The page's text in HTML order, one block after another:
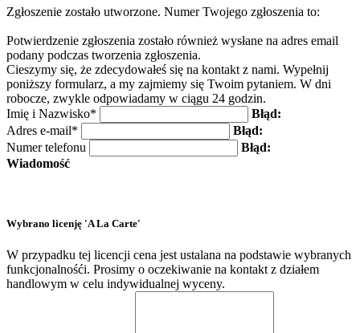
Zgłoszenie zostało utworzone. Numer Twojego zgłoszenia to:
Potwierdzenie zgłoszenia zostało również wysłane na adres email
podany podczas tworzenia zgłoszenia.
Cieszymy się, że zdecydowałeś się na kontakt z nami. Wypełnij
poniższy formularz, a my zajmiemy się Twoim pytaniem. W dni
robocze, zwykle odpowiadamy w ciągu 24 godzin.
Imię i Nazwisko*
Błąd:
Adres e-mail*
Błąd:
Numer telefonu
Błąd:
Wiadomość
Wybrano licenję 'A La Carte'
W przypadku tej licencji cena jest ustalana na podstawie wybranych
funkcjonalnośći. Prosimy o oczekiwanie na kontakt z działem
handlowym w celu indywidualnej wyceny.